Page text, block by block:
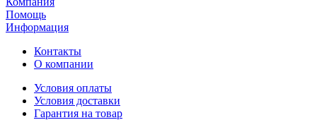
Помощь
Информация
Контакты
О компании
Условия оплаты
Условия доставки
Гарантия на товар